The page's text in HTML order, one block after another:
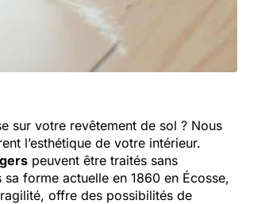
sur votre revêtement de sol ? Nous
l’esthétique de votre intérieur.
peuvent être traités sans
forme actuelle en 1860 en Écosse,
offre des possibilités de